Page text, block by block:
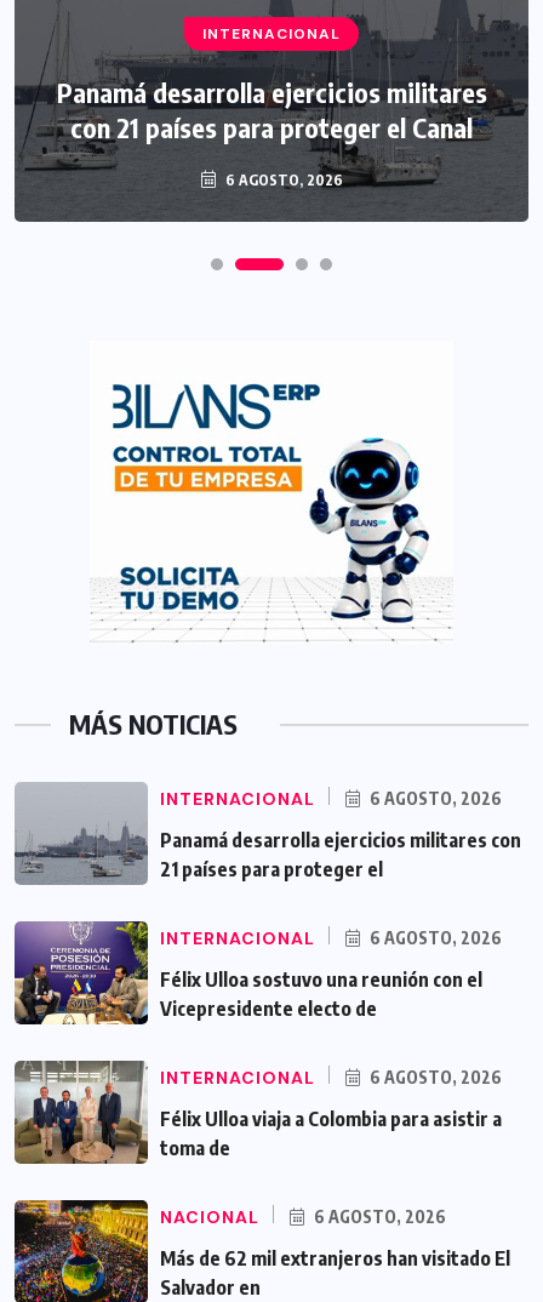
INTERNACIONAL
Panamá desarrolla ejercicios militares
con 21 países para proteger el Canal
6 AGOSTO, 2026
MÁS NOTICIAS
INTERNACIONAL 6 AGOSTO, 2026
Panamá desarrolla ejercicios militares con
21 países para proteger el
INTERNACIONAL 6 AGOSTO, 2026
Félix Ulloa sostuvo una reunión con el
Vicepresidente electo de
INTERNACIONAL 6 AGOSTO, 2026
Félix Ulloa viaja a Colombia para asistir a
toma de
NACIONAL 6 AGOSTO, 2026
Más de 62 mil extranjeros han visitado El
Salvador en